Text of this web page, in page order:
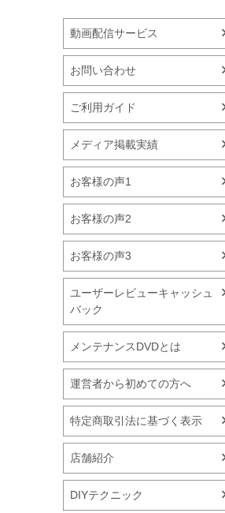
動画配信サービス
お問い合わせ
ご利用ガイド
メディア掲載実績
お客様の声1
お客様の声2
お客様の声3
ユーザーレビューキャッシュ
バック
メンテナンスDVDとは
運営者から初めての方へ
特定商取引法に基づく表示
店舗紹介
DIYテクニック